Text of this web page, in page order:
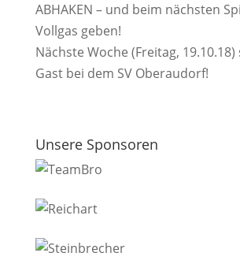
ABHAKEN – und beim nächsten
Vollgas geben!
Nächste Woche (Freitag,
Gast bei dem SV Oberaudorf!
Unsere Sponsoren